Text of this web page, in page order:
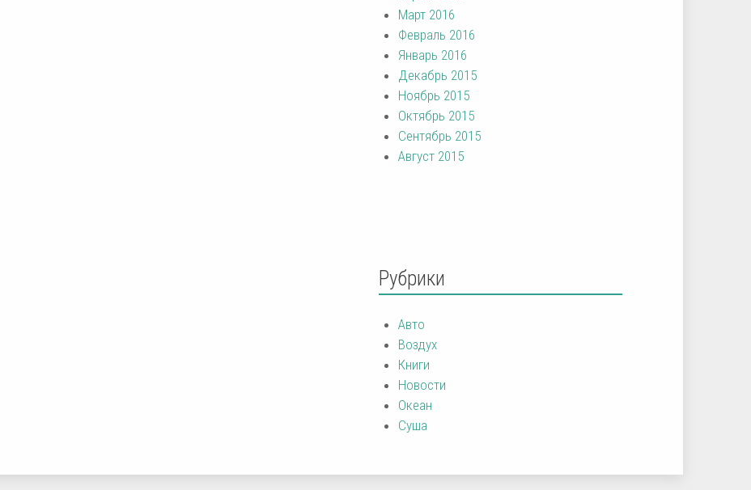
Март 2016
Февраль 2016
Январь 2016
Декабрь 2015
Ноябрь 2015
Октябрь 2015
Сентябрь 2015
Август 2015
Рубрики
Авто
Воздух
Книги
Новости
Океан
Суша